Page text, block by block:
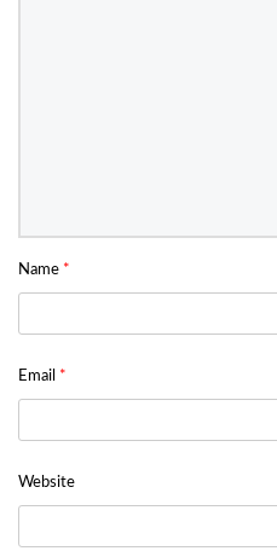
Name *
Email *
Website